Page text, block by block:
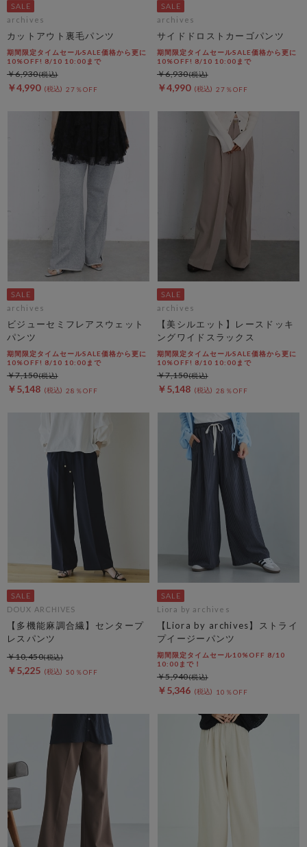
archives
カットアウト裏毛パンツ
期間限定タイムセールSALE価格から更に
10%OFF! 8/10 10:00まで
￥4,990 27％OFF
￥6,930
archives
サイドドロストカーゴパンツ
期間限定タイムセールSALE価格から更に
10%OFF! 8/10 10:00まで
￥4,990 27％OFF
￥6,930
archives
ビジューセミフレアスウェット
パンツ
期間限定タイムセールSALE価格から更に
10%OFF! 8/10 10:00まで
￥5,148 28％OFF
￥7,150
archives
【美シルエット】レースドッキ
ングワイドスラックス
期間限定タイムセールSALE価格から更に
10%OFF! 8/10 10:00まで
￥5,148 28％OFF
￥7,150
DOUX ARCHIVES
【多機能麻調合繊】センタープ
レスパンツ
￥5,225 50％OFF
￥10,450
Liora by archives
【Liora by archives】ストライ
プイージーパンツ
期間限定タイムセール10%OFF 8/10
10:00まで！
￥5,346 10％OFF
￥5,940